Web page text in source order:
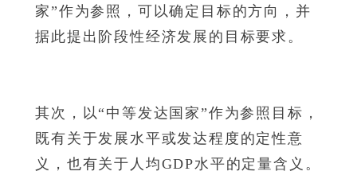
家”作为参照，可以确定目标的方向，并
据此提出阶段性经济发展的目标要求。
其次，以“中等发达国家”作为参照目标，
既有关于发展水平或发达程度的定性意
义，也有关于人均GDP水平的定量含义。